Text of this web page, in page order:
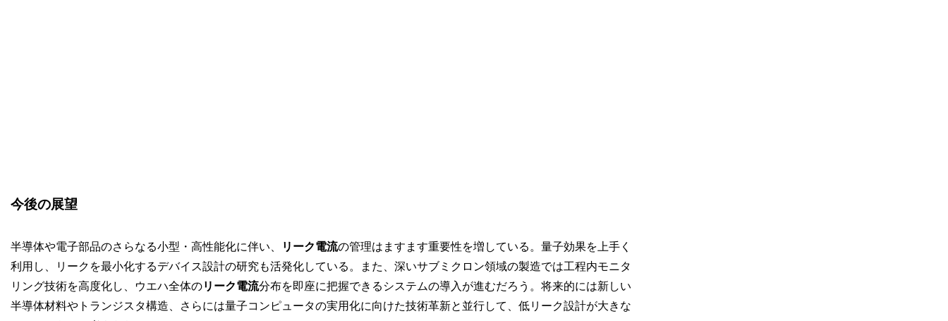
今後の展望
半導体や電子部品のさらなる小型・高性能化に伴い、 リーク電流の管理はますます重要性を増している。量子効果を上手く
利用し、リークを最小化するデバイス設計の研究も活発化している。また、深いサブミクロン領域の製造では工程内モニタ
リング技術を高度化し、ウエハ全体のリーク電流分布を即座に把握できるシステムの導入が進むだろう。将来的には新しい
半導体材料やトランジスタ構造、さらには量子コンピュータの実用化に向けた技術革新と並行して、低リーク設計が大きな